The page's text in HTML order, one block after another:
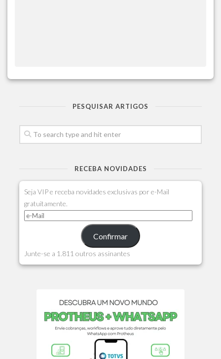
PESQUISAR ARTIGOS
RECEBA NOVIDADES
Seja VIP e receba novidades exclusivas por e-Mail
gratuitamente.
Confirmar
Junte-se a 1.811 outros assinantes